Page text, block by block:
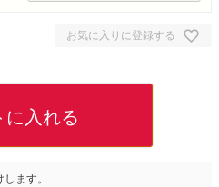
お気に入りに登録する
に入れる
ます。